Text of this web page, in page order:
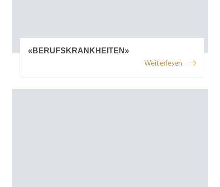
«BERUFSKRANKHEITEN»
Weiterlesen